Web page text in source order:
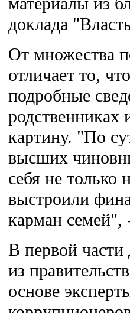
доклада
От множества
отличает то,
подробные
родственниках
картину. "По
высших
себя не только
выстроили
карман семей",
В первой части
из
основе